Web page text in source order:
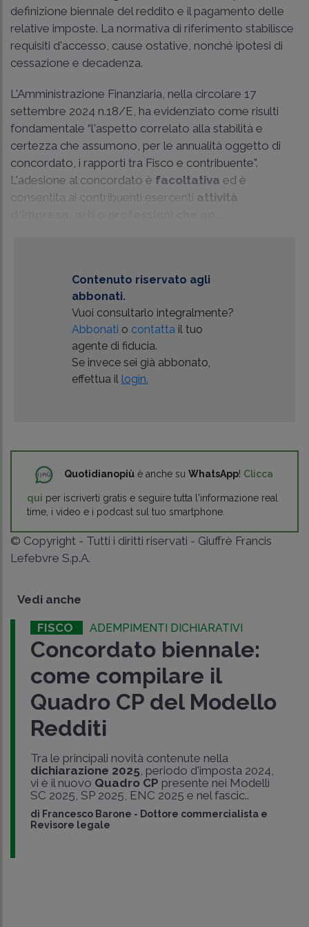
definizione biennale del reddito e il pagamento delle
relative imposte. La normativa di riferimento stabilisce
requisiti d'accesso, cause ostative, nonché ipotesi di
cessazione e decadenza.
L'Amministrazione Finanziaria, nella circolare 17
settembre 2024 n.18/E, ha evidenziato come risulti
fondamentale “l'aspetto correlato alla stabilità e
certezza che assumono, per le annualità oggetto di
concordato, i rapporti tra Fisco e contribuente”.
L'adesione al concordato è facoltativa ed è
consentita ai contribuenti esercenti attività
Contenuto riservato agli
abbonati.
Vuoi consultarlo integralmente?
Abbonati o contatta il tuo
agente di fiducia.
Se invece sei già abbonato,
effettua il login.
Quotidianopiù è anche su WhatsApp! Clicca
qui per iscriverti gratis e seguire tutta l'informazione real
time, i video e i podcast sul tuo smartphone.
© Copyright - Tutti i diritti riservati - Giuffrè Francis
Lefebvre S.p.A.
Vedi anche
FISCO ADEMPIMENTI DICHIARATIVI
Concordato biennale:
come compilare il
Quadro CP del Modello
Redditi
Tra le principali novità contenute nella
dichiarazione 2025, periodo d'imposta 2024,
vi è il nuovo Quadro CP presente nei Modelli
SC 2025, SP 2025, ENC 2025 e nel fascic..
di Francesco Barone - Dottore commercialista e
Revisore legale